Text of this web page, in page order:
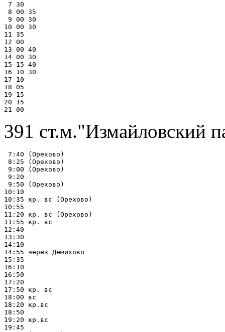
7 30
8 00 35
9 00 30
10 00 30
11 35
12 00
13 00 40
14 00 30
15 15 40
16 10 30
17 10
18 05
19 15
20 15
391 ст.м."Измайловский
7:40 (Орехово)
8:25 (Орехово)
9:00 (Орехово)
9:20
9:50 (Орехово)
10:10
10:35 кр. вс (Орехово)
10:55
11:20 кр. вс (Орехово)
11:55 кр. вс
12:40
13:30
14:10
14:55 через Демихово
15:35
16:10
16:50
17:20
17:50 кр. вс
18:00 вс
18:20 кр.вс
18:50
19:20 кр.вс
19:45